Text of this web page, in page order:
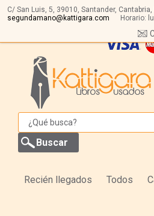
C/ San Luis, 5, 39010, Santander, Cantabria,
segundamano@kattigara.com
Horario:
Recién llegados Todos